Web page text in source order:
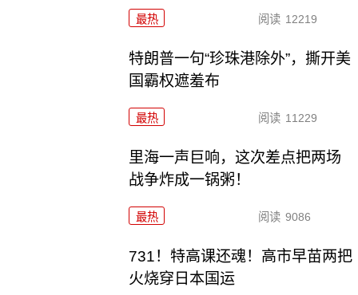
最热 阅读 12219
特朗普一句“珍珠港除外”，撕开美
国霸权遮羞布
最热 阅读 11229
里海一声巨响，这次差点把两场
战争炸成一锅粥！
最热 阅读 9086
731！特高课还魂！高市早苗两把
火烧穿日本国运